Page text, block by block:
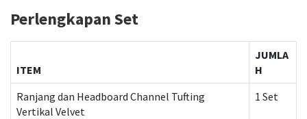
Perlengkapan Set
ITEM
JUMLA
H
Ranjang dan Headboard Channel Tufting
Vertikal Velvet
1 Set